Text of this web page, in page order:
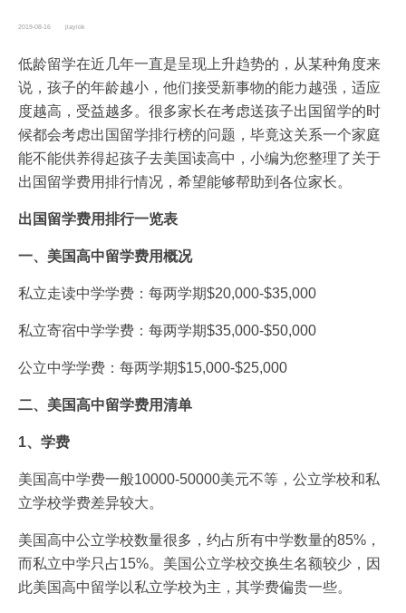
2019-08-16 jiayiok
低龄留学在近几年一直是呈现上升趋势的，从某种角度来
说，孩子的年龄越小，他们接受新事物的能力越强，适应
度越高，受益越多。很多家长在考虑送孩子出国留学的时
候都会考虑出国留学排行榜的问题，毕竟这关系一个家庭
能不能供养得起孩子去美国读高中，小编为您整理了关于
出国留学费用排行情况，希望能够帮助到各位家长。
出国留学费用排行一览表
一、美国高中留学费用概况
私立走读中学学费：每两学期$20,000-$35,000
私立寄宿中学学费：每两学期$35,000-$50,000
公立中学学费：每两学期$15,000-$25,000
二、美国高中留学费用清单
1、学费
美国高中学费一般10000-50000美元不等，公立学校和私
立学校学费差异较大。
美国高中公立学校数量很多，约占所有中学数量的85%，
而私立中学只占15%。美国公立学校交换生名额较少，因
此美国高中留学以私立学校为主，其学费偏贵一些。